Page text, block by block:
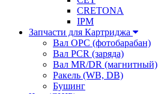
CRETONA
IPM
Запчасти для Картриджа
Вал OPC (фотобарабан)
Вал PCR (заряда)
Вал MR/DR (магнитный)
Ракель (WB, DB)
Бушинг